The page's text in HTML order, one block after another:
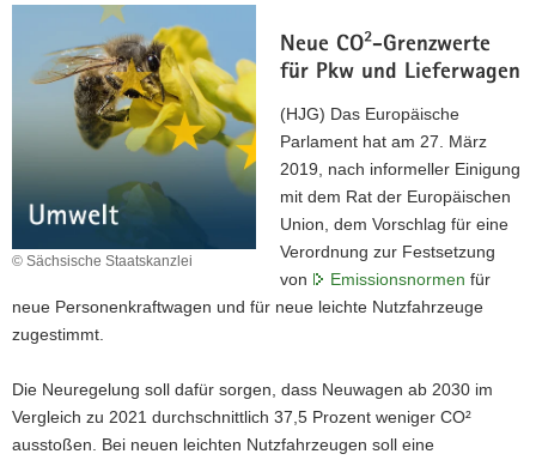
© Sächsische Staatskanzlei
Neue CO²-Grenzwerte
für Pkw und Lieferwagen
(HJG) Das Europäische
Parlament hat am 27. März
2019, nach informeller Einigung
mit dem Rat der Europäischen
Union, dem Vorschlag für eine
Verordnung zur Festsetzung
von
Emissionsnormen für
neue Personenkraftwagen und für neue leichte Nutzfahrzeuge
zugestimmt.
Die Neuregelung soll dafür sorgen, dass Neuwagen ab 2030 im
Vergleich zu 2021 durchschnittlich 37,5 Prozent weniger CO²
ausstoßen. Bei neuen leichten Nutzfahrzeugen soll eine